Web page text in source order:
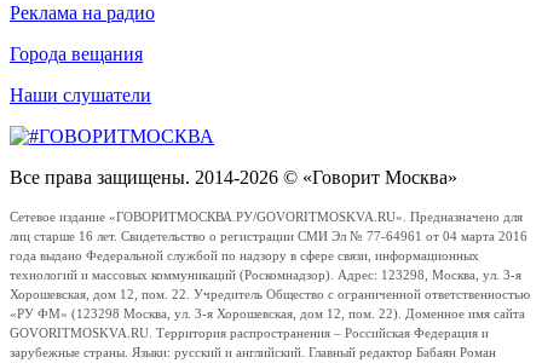
Реклама на радио
Города вещания
Наши слушатели
Все права защищены. 2014-2026 © «Говорит Москва»
Сетевое издание «ГОВОРИТМОСКВА.РУ/GOVORITMOSKVA.RU». Предназначено для
лиц старше 16 лет. Свидетельство о регистрации СМИ Эл № 77-64961 от 04 марта 2016
года выдано Федеральной службой по надзору в сфере связи, информационных
технологий и массовых коммуникаций (Роскомнадзор). Адрес: 123298, Москва, ул. 3-я
Хорошевская, дом 12, пом. 22. Учредитель Общество с ограниченной ответственностью
«РУ ФМ» (123298 Москва, ул. 3-я Хорошевская, дом 12, пом. 22). Доменное имя сайта
GOVORITMOSKVA.RU. Территория распространения – Российская Федерация и
зарубежные страны. Языки: русский и английский. Главный редактор Бабаян Роман